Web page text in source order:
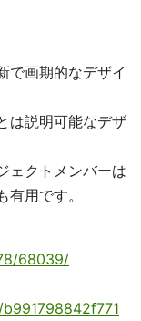
で画期的なデザイ
は説明可能なデザ
ェクトメンバーは
用です。
68039/